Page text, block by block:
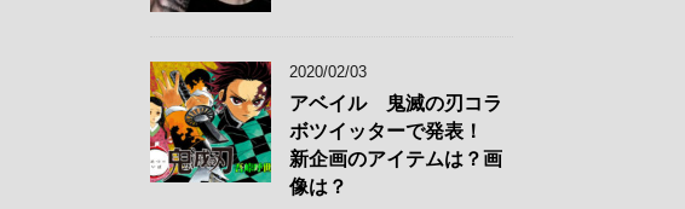
2020/02/03
アベイル 鬼滅の刃コラ
ボツイッターで発表！
新企画のアイテムは？画
像は？